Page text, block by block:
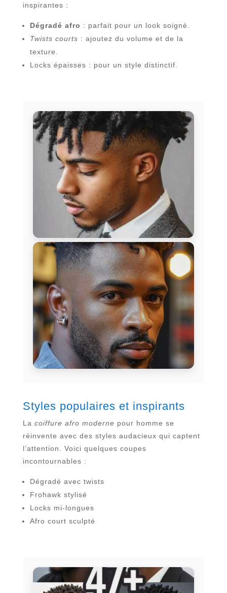
inspirantes :
Dégradé afro : parfait pour un look soigné.
Twists courts : ajoutez du volume et de la
texture.
Locks épaisses : pour un style distinctif.
Styles populaires et inspirants
La coiffure afro moderne pour homme se
réinvente avec des styles audacieux qui captent
l’attention. Voici quelques coupes
incontournables :
Dégradé avec twists
Frohawk stylisé
Locks mi-longues
Afro court sculpté